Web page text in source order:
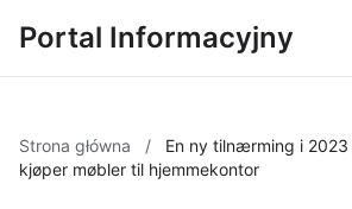
Portal Informacyjny
Strona główna /
En ny tilnærming i
kjøper møbler til hjemmekontor